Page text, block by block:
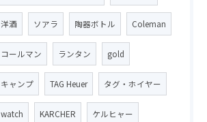
洋酒 ソアラ 陶器ボトル Coleman
コールマン ランタン gold
キャンプ TAG Heuer タグ・ホイヤー
watch KARCHER ケルヒャー